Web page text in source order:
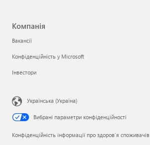
Компанія
Вакансії
Конфіденційність у Microsoft
Інвестори
Українська (Україна)
Вибрані параметри конфіденційності
Конфіденційність інформації про здоров’я споживачів